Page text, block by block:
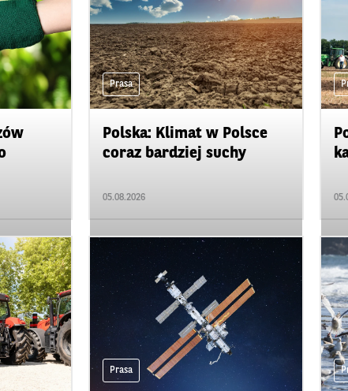
Prasa
Polska: Klimat w Polsce
coraz bardziej suchy
05.08.2026
Prasa